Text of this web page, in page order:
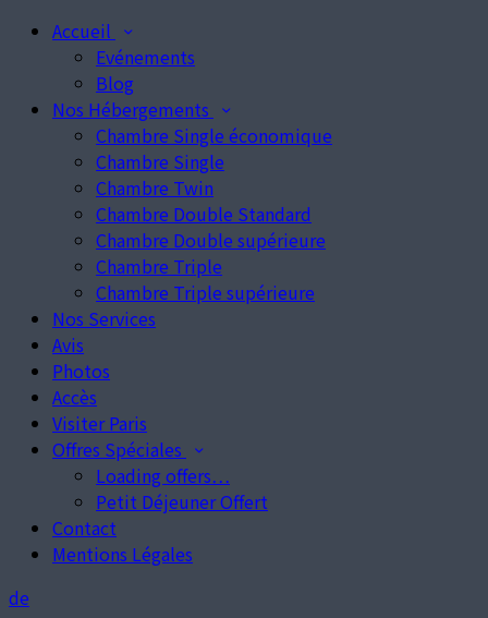
Accueil
Evénements
Blog
Nos Hébergements
Chambre Single économique
Chambre Single
Chambre Twin
Chambre Double Standard
Chambre Double supérieure
Chambre Triple
Chambre Triple supérieure
Nos Services
Avis
Photos
Accès
Visiter Paris
Offres Spéciales
Loading offers…
Petit Déjeuner Offert
Contact
Mentions Légales
de